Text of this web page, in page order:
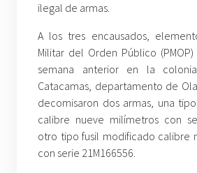
ilegal de armas.
A los tres encausados,
Militar del Orden Público
semana anterior en la
Catacamas, departamento de
decomisaron dos armas, una
calibre nueve milímetros con
otro tipo fusil modificado calibre
con serie 21M166556.